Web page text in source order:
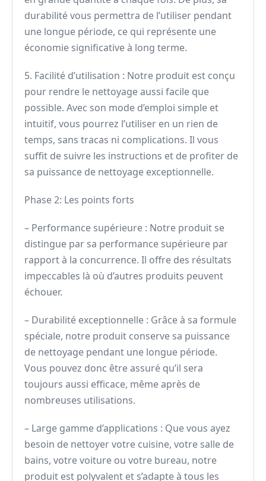
durabilité vous permettra de l’utiliser pendant
une longue période, ce qui représente une
économie significative à long terme.
5. Facilité d’utilisation : Notre produit est conçu
pour rendre le nettoyage aussi facile que
possible. Avec son mode d’emploi simple et
intuitif, vous pourrez l’utiliser en un rien de
temps, sans tracas ni complications. Il vous
suffit de suivre les instructions et de profiter de
sa puissance de nettoyage exceptionnelle.
Phase 2: Les points forts
– Performance supérieure : Notre produit se
distingue par sa performance supérieure par
rapport à la concurrence. Il offre des résultats
impeccables là où d’autres produits peuvent
échouer.
– Durabilité exceptionnelle : Grâce à sa formule
spéciale, notre produit conserve sa puissance
de nettoyage pendant une longue période.
Vous pouvez donc être assuré qu’il sera
toujours aussi efficace, même après de
nombreuses utilisations.
– Large gamme d’applications : Que vous ayez
besoin de nettoyer votre cuisine, votre salle de
bains, votre voiture ou votre bureau, notre
produit est polyvalent et s’adapte à tous les